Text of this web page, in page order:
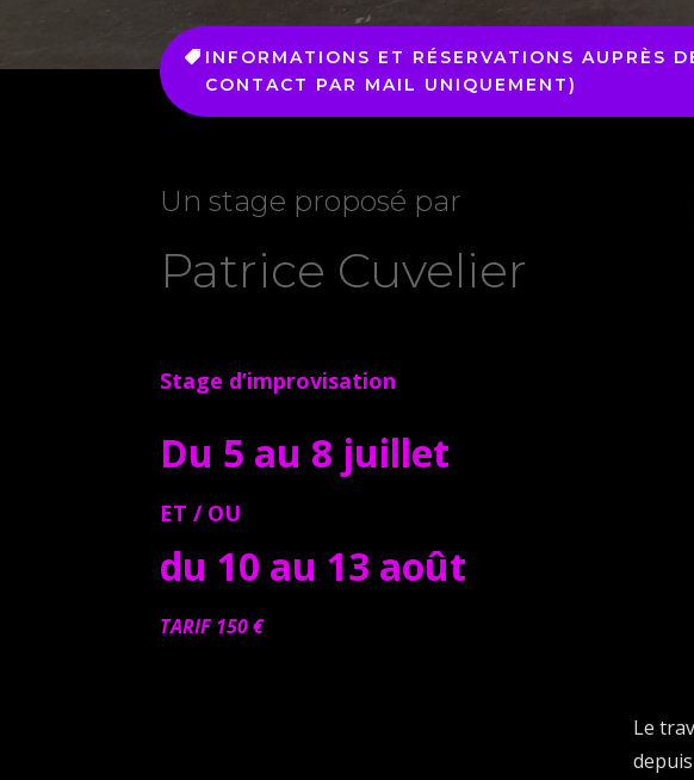
INFORMATIONS ET RÉSERVATIONS AUPRÈS
CONTACT PAR MAIL UNIQUEMENT)
Un stage proposé par
Patrice Cuvelier
Stage d’improvisation
Du 5 au 8 juillet
ET / OU
du 10 au 13 août
TARIF 150 €
Le